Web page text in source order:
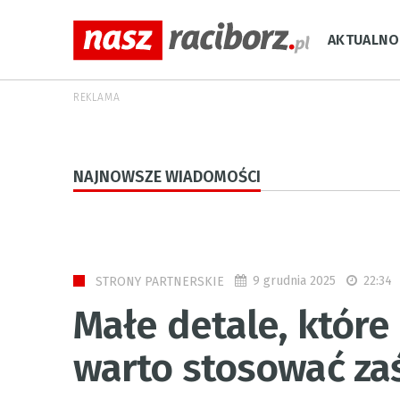
REKLAMA
NAJNOWSZE WIADOMOŚCI
STRONY PARTNERSKIE 9 grudnia 2025 22:34
Małe detale,
warto stosować